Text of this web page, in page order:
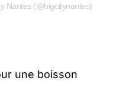
Nantes (@bigcitynantes)
une boisson